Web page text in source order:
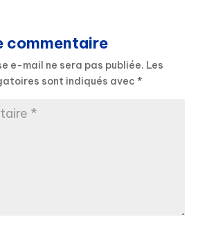
commentaire
e-mail ne sera pas publiée. Les
sont indiqués avec *